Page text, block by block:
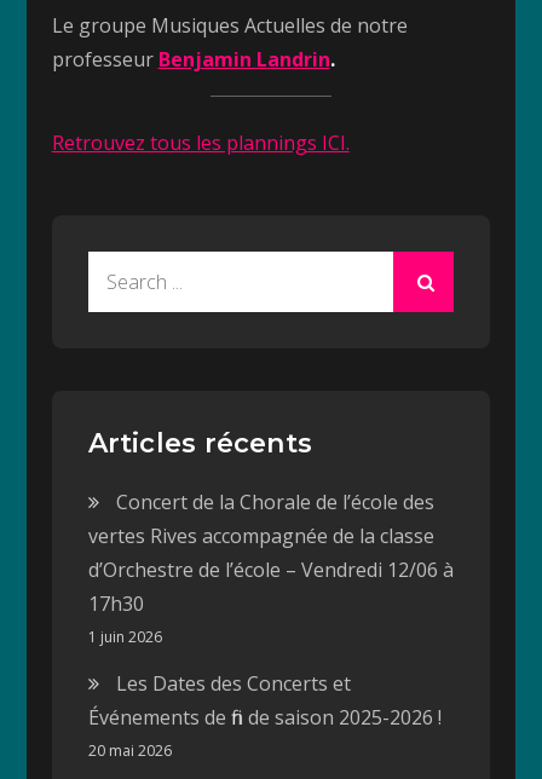
Le groupe Musiques Actuelles de notre
professeur Benjamin Landrin.
Retrouvez tous les plannings ICI.
Articles récents
Concert de la Chorale de l’école des
vertes Rives accompagnée de la classe
d’Orchestre de l’école – Vendredi 12/06 à
17h30
1 juin 2026
Les Dates des Concerts et
Événements de fin de saison 2025-2026 !
20 mai 2026